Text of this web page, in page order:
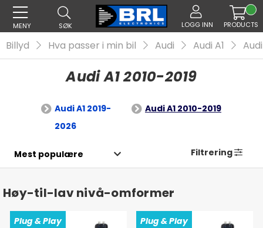
MENY SØK LOGG INN PRODUCTS
Billyd Hva passer i min bil Audi Audi A1
Audi A1 2010-2019
Audi A1 2019-
2026
Audi A1 2010-2019
Filtrering
Høy-til-lav nivå-omformer
Plug & Play Plug & Play